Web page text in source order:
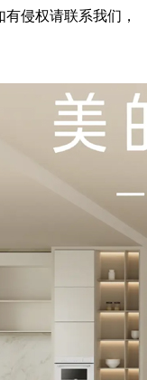
侵权请联系我们，